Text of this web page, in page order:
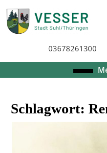
to
content
03678261300
Schlagwort: